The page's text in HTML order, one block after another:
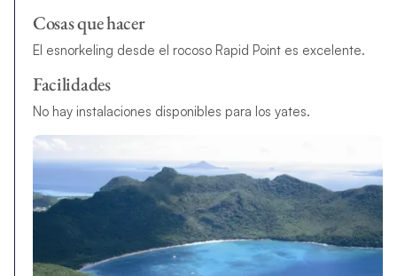
Cosas que hacer
El esnorkeling desde el rocoso Rapid Point es excelente.
Facilidades
No hay instalaciones disponibles para los yates.